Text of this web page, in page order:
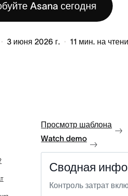
Asana сегодня
3 июня 2026 г. 11 мин. на
Просмотр шаблона
Watch demo
Сводная
Контроль затрат